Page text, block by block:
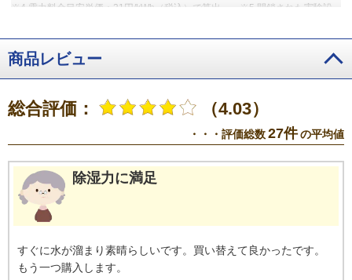
※4 電力料金目安単価：31円/kWh（税込）で算出。
※5 閉鎖された実験設
い。吹き出す風の当たらない部分の消臭は不可。
※6 「乾燥（自動）」のと
きは、衣類の量や風の当たりかたによって、衣類が完全に乾かずに運転停止
する場合があります。乾きが不十分なときは「乾燥（強）」をおすすめしま
す。
商品レビュー
総合評価： （4.03）
・・・評価総数27件の平均値
除湿力に満足
すぐに水が溜まり素晴らしいです。買い替えて良かったです。
もう一つ購入します。